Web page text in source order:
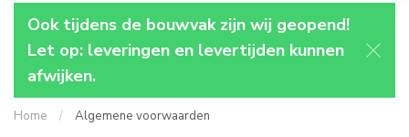
Ook tijdens de bouwvak zijn wij geopend!
Let op: leveringen en levertijden kunnen
afwijken.
Home / Algemene voorwaarden